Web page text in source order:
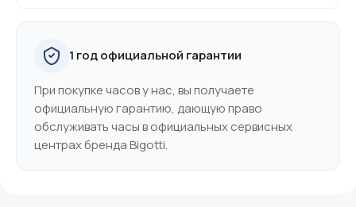
1 год официальной гарантии
При покупке часов у нас, вы получаете
официальную гарантию, дающую право
обслуживать часы в официальных сервисных
центрах бренда Bigotti.